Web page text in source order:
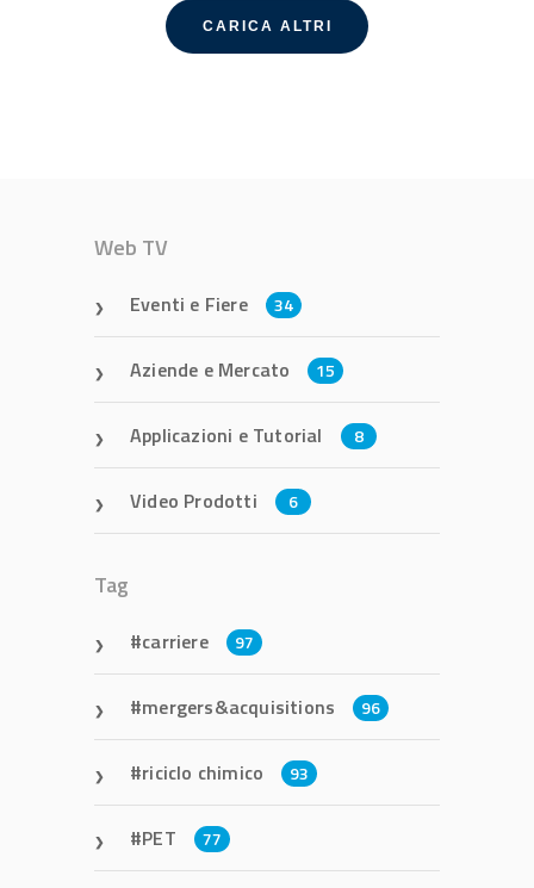
CARICA ALTRI
Web TV
Eventi e Fiere 34
Aziende e Mercato 15
Applicazioni e Tutorial 8
Video Prodotti 6
Tag
carriere 97
mergers&acquisitions 96
riciclo chimico 93
PET 77